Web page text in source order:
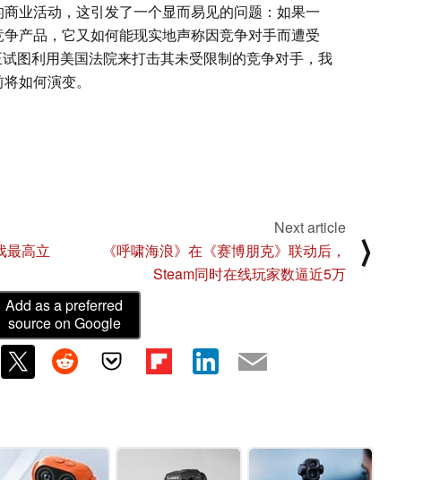
业活动，这引发了一个显而易见的问题：如果一
产品，它又如何能现实地声称因竞争对手而遭受
图利用美国法院来打击其未受限制的竞争对手，我
如何演变。
最高立
Next article
《呼啸海浪》在《赛博朋克》联动后，
Steam同时在线玩家数逼近5万
⟩
Add as a preferred
source on Google